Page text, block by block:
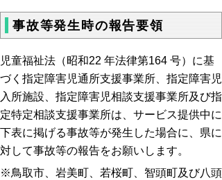
事故等発生時の報告要領
児童福祉法（昭和22 年法律第164 号）に基
づく指定障害児通所支援事業所、指定障害児
入所施設、指定障害児相談支援事業所及び指
定特定相談支援事業所は、サービス提供中に
下表に掲げる事故等が発生した場合に、県に
対して事故等の報告をお願いします。
※鳥取市、岩美町、若桜町、智頭町及び八頭